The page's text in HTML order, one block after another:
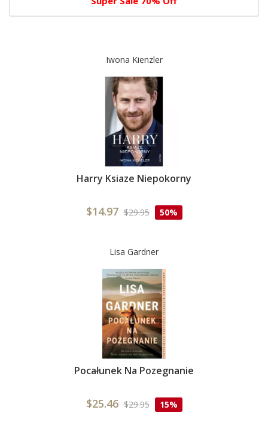
Section
Iwona Kienzler
Harry Ksiaze Niepokorny
$14.97 $29.95 50%
Lisa Gardner
Pocałunek Na Pozegnanie
$25.46 $29.95 15%